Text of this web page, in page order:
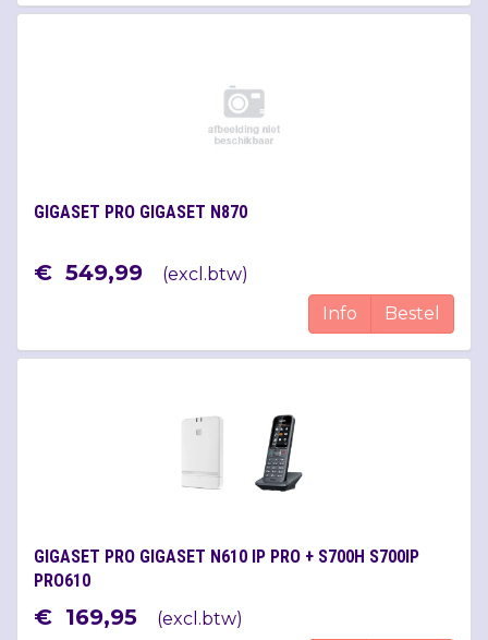
GIGASET PRO GIGASET N870
€ 549,99 (excl.btw)
Info
Bestel
GIGASET PRO GIGASET N610 IP PRO + S700H S700IP
PRO610
€ 169,95 (excl.btw)